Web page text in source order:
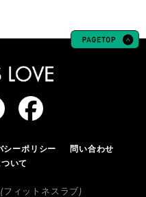
シーポリシー
問い合わせ
いて
フィットネスラブ)